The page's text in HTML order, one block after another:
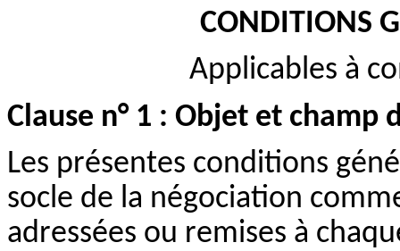
CONDITIONS
Applicables à
Clause n° 1 : Objet et champ
Les présentes conditions
socle de la négociation
adressées ou remises à